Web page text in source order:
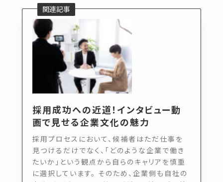
採用成功への近道！インタビュー動
画で見せる企業文化の魅力
採用プロセスにおいて、候補者はただ仕事を
見つけるだけでなく、「どのような企業で働き
たいか」という観点から自らのキャリアを慎重
に選択しています。 そのため、企業側も自社の